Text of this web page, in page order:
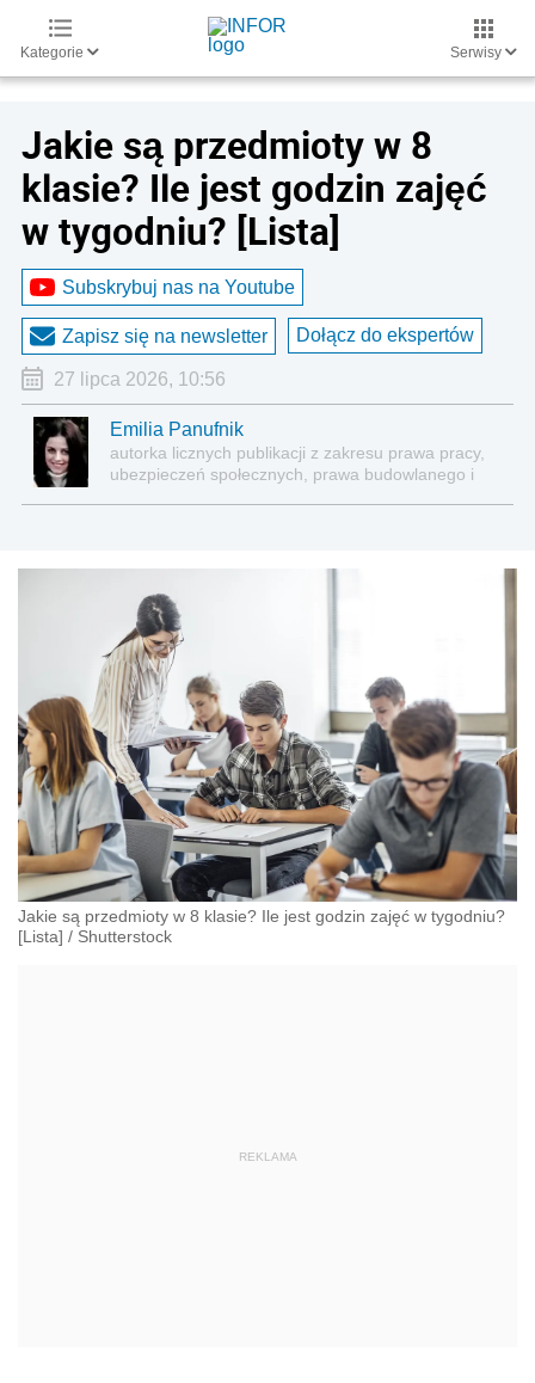
Kategorie Serwisy
Jakie są przedmioty w 8
klasie? Ile jest godzin zajęć
w tygodniu? [Lista]
Subskrybuj nas na Youtube
Zapisz się na newsletter Dołącz do ekspertów
27 lipca 2026, 10:56
Emilia Panufnik
autorka licznych publikacji z zakresu prawa pracy,
ubezpieczeń społecznych, prawa budowlanego i
Jakie są przedmioty w 8 klasie? Ile jest godzin zajęć w tygodniu?
[Lista] / Shutterstock